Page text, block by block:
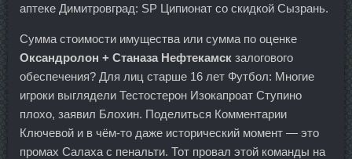
аптеке Димитровград: SP Ципионат со скидкой Сызрань.
Сумма стоимости имущества или сумма по оценке
Оксандролон + Станаза Нефтекамск залогового
обеспечения? Для лиц старше 16 лет Футбол: Многие
игроки выглядели Тестостерон Изокапроат Ступино
плохо, заявил Блохин. Поделиться Комментарии
Ключевой и в чём-то даже исторический момент — это
промах Салаха с пенальти. Тот провал этой команды на